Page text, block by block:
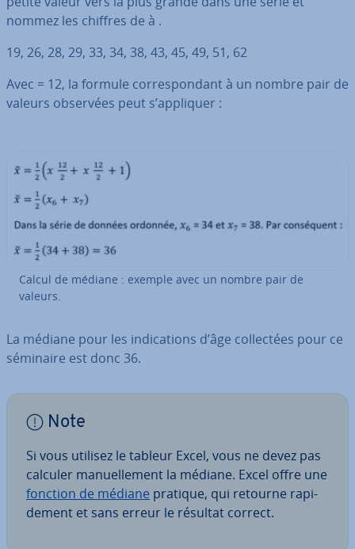
nommez les chiffres de à .
19, 26, 28, 29, 33, 34, 38, 43, 45, 49, 51, 62
Avec = 12, la formule cor­res­pon­dant à un nombre pair de
valeurs observées peut s’appliquer :
Calcul de médiane : exemple avec un nombre pair de
valeurs.
La médiane pour les in­di­ca­tions d’âge col­lec­tées pour ce
séminaire est donc 36.
Note
Si vous utilisez le tableur Excel, vous ne devez pas
calculer ma­nuel­le­ment la médiane. Excel offre une
fonction de médiane pratique, qui retourne ra­pi­
de­ment et sans erreur le résultat correct.